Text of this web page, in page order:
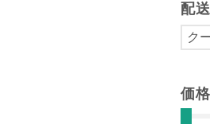
配
ク
価格